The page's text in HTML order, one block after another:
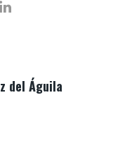
del Águila